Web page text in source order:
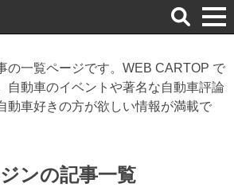
検
索
の一覧ページです。WEB CARTOP で
自動車のイベントや著名な自動車評論
動車好きの方が欲しい情報が満載で
ンの記事一覧